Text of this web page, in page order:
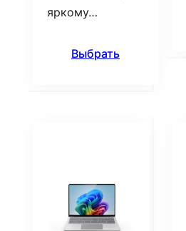
яркому…
Выбрать